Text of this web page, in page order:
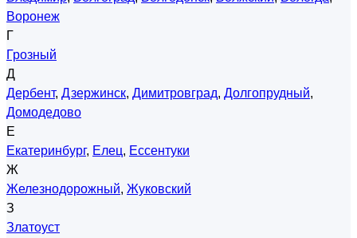
Воронеж
Г
Грозный
Д
Дербент, Дзержинск, Димитровград, Долгопрудный,
Домодедово
Е
Екатеринбург, Елец, Ессентуки
Ж
Железнодорожный, Жуковский
З
Златоуст